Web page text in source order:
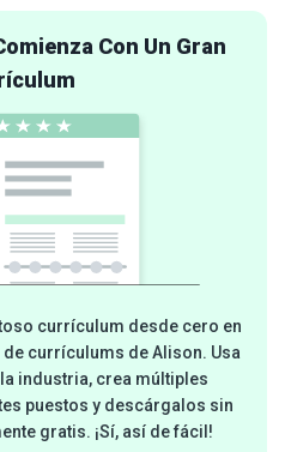
Con Un Gran
currículum desde cero en
currículums de Alison. Usa
industria, crea múltiples
puestos y descárgalos sin
gratis. ¡Sí, así de fácil!